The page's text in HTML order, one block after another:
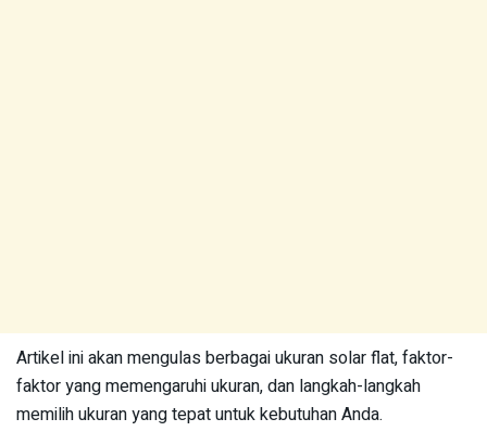
Artikel ini akan mengulas berbagai ukuran solar flat, faktor-
faktor yang memengaruhi ukuran, dan langkah-langkah
memilih ukuran yang tepat untuk kebutuhan Anda.